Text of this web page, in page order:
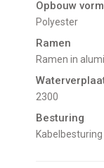
Opbouw
Polyester
Ramen
Ramen in
2300
Besturing
Kabelbesturing